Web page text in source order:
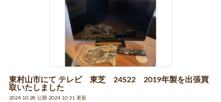
東村山市にて テレビ 東芝 24S22 2019年製を出張買
取いたしました
2024.10.28 公開 2024.10.31 更新